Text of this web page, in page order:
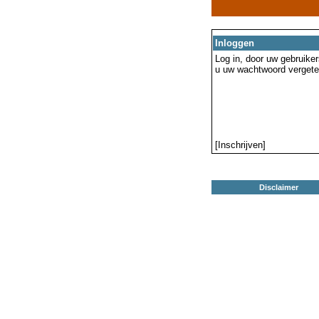
Inloggen
Log in, door uw
u uw wachtwoord
[Inschrijven]
Disclaimer